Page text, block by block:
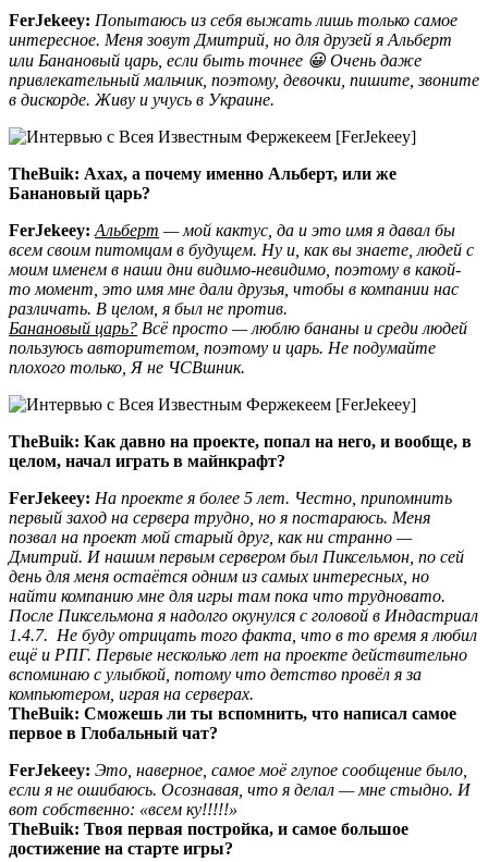
FerJekeey: Попытаюсь из себя выжать лишь только самое
интересное. Меня зовут Дмитрий, но для друзей я Альберт
или Банановый царь, если быть точнее 😀 Очень даже
привлекательный мальчик, поэтому, девочки, пишите, звоните
в дискорде. Живу и учусь в Украине.
TheBuik: Ахах, а почему именно Альберт, или же
Банановый царь?
FerJekeey: Альберт — мой кактус, да и это имя я давал бы
всем своим питомцам в будущем. Ну и, как вы знаете, людей с
моим именем в наши дни видимо-невидимо, поэтому в какой-
то момент, это имя мне дали друзья, чтобы в компании нас
различать. В целом, я был не против.
Банановый царь? Всё просто — люблю бананы и среди людей
пользуюсь авторитетом, поэтому и царь. Не подумайте
плохого только, Я не ЧСВшник.
TheBuik: Как давно на проекте, попал на него, и вообще, в
целом, начал играть в майнкрафт?
FerJekeey: На проекте я более 5 лет. Честно, припомнить
первый заход на сервера трудно, но я постараюсь. Меня
позвал на проект мой старый друг, как ни странно —
Дмитрий. И нашим первым сервером был Пиксельмон, по сей
день для меня остаётся одним из самых интересных, но
найти компанию мне для игры там пока что трудновато.
После Пиксельмона я надолго окунулся с головой в Индастриал
1.4.7. Не буду отрицать того факта, что в то время я любил
ещё и РПГ. Первые несколько лет на проекте действительно
вспоминаю с улыбкой, потому что детство провёл я за
компьютером, играя на серверах.
TheBuik: Сможешь ли ты вспомнить, что написал самое
первое в Глобальный чат?
FerJekeey: Это, наверное, самое моё глупое сообщение было,
если я не ошибаюсь. Осознавая, что я делал — мне стыдно. И
вот собственно: «всем ку!!!!!»
TheBuik: Твоя первая постройка, и самое большое
достижение на старте игры?